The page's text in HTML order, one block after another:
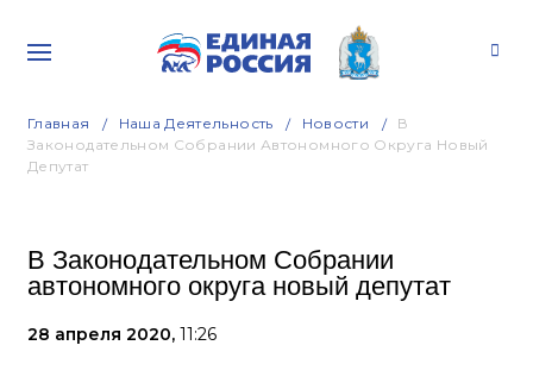
Главная Наша Деятельность Новости
В
Законодательном Собрании Автономного Округа Новый
Депутат
В Законодательном Собрании
автономного округа новый депутат
28 апреля 2020, 11:26